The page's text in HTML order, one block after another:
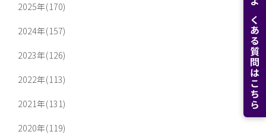
よくある質問はこちら
2025年(170)
2024年(157)
2023年(126)
2022年(113)
2021年(131)
2020年(119)